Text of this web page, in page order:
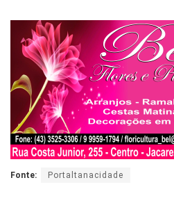
Fonte: Portaltanacidade